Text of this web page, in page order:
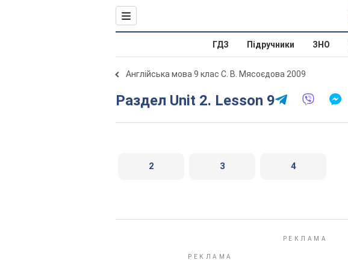
ГДЗ Підручники ЗНО
Англійська мова 9 клас С. В. Мясоєдова 2009
Раздел Unit 2. Lesson 9
2 3 4